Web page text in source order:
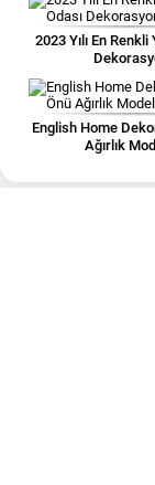
2023 Yılı En
English Home
Ağırlık